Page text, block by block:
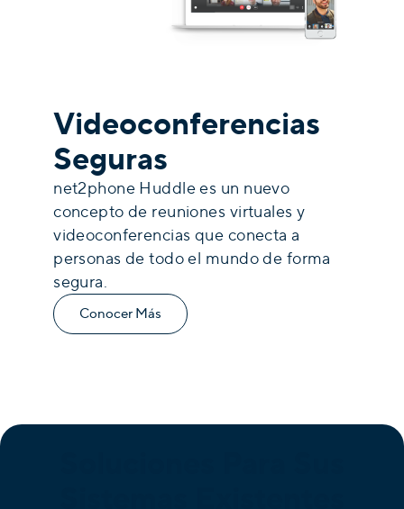
Videoconferencias
Seguras
net2phone Huddle es un nuevo
concepto de reuniones virtuales y
videoconferencias que conecta a
personas de todo el mundo de forma
segura.
Conocer Más